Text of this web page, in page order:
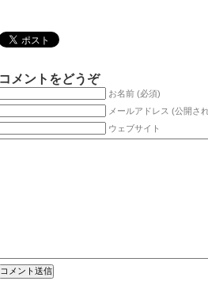
コメントをどうぞ
お名前 (必須)
メールアドレス (公開さ
ウェブサイト